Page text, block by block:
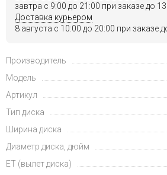
завтра c 9:00 до 21:00 при заказе до
Доставка курьером
8 августа c 10:00 до 20:00 при заказе
Производитель
Модель
Артикул
Тип диска
Ширина диска
Диаметр диска, дюйм
ET (вылет диска)